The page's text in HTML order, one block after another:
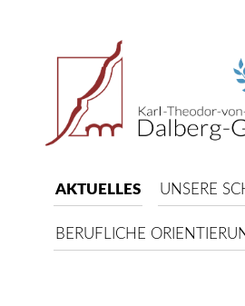
AKTUELLES UNSERE
BERUFLICHE